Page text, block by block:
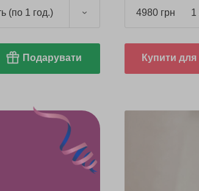
(по 1 год.)
Подарувати
4980 грн 1
Купити для